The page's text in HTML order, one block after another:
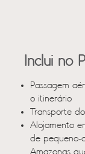
Inclui no
Passagem
o itinerário
Transporte
Alojamento
de pequeno-